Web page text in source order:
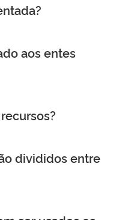
aos entes
divididos entre